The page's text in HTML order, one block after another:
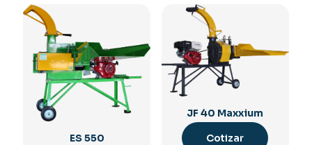
ES 550
JF 40 Maxxium
Cotizar